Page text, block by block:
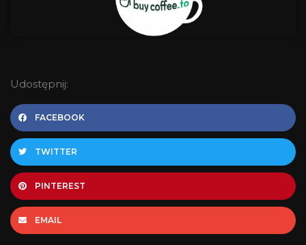
Udostępnij:
FACEBOOK
TWITTER
PINTEREST
EMAIL